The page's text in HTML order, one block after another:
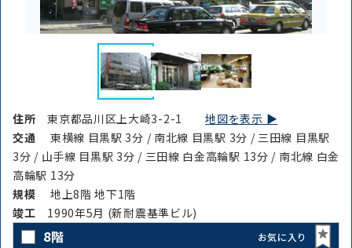
住所東京都品川区上大崎3-2-1地図を表示 ▶︎
交通
東横線 目黒駅 3分 / 南北線 目黒駅 3分 / 三田線 目黒駅
3分 / 山手線 目黒駅 3分 / 三田線 白金高輪駅 13分 / 南北線 白金
高輪駅 13分
規模
地上8階 地下1階
竣⼯ 1990年5月 (新耐震基準ビル)
8階 お気に入り